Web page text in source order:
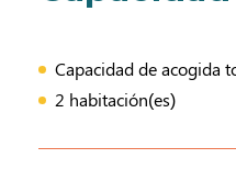
Capacidad de acogida
2 habitación(es)